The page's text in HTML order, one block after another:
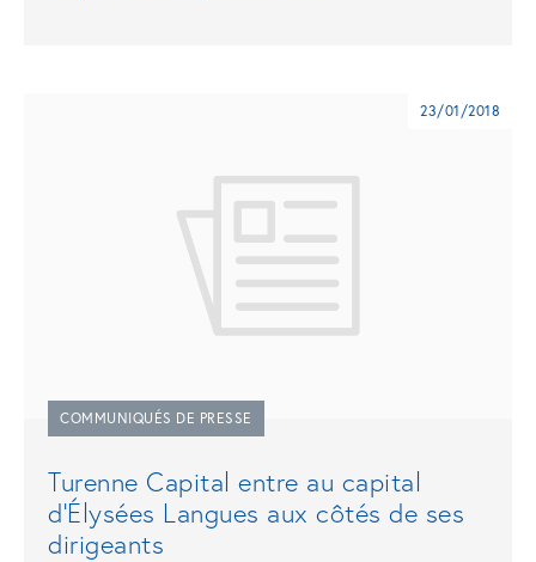
23/01/2018
COMMUNIQUÉS DE PRESSE
Turenne Capital entre au capital
d’Élysées Langues aux côtés de ses
dirigeants